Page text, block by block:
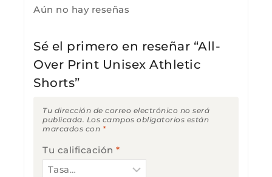
Aún no hay reseñas
Sé el primero en reseñar “All-
Over Print Unisex Athletic
Shorts”
Tu dirección de correo electrónico no será
publicada. Los campos obligatorios están
marcados con *
Tu calificación *